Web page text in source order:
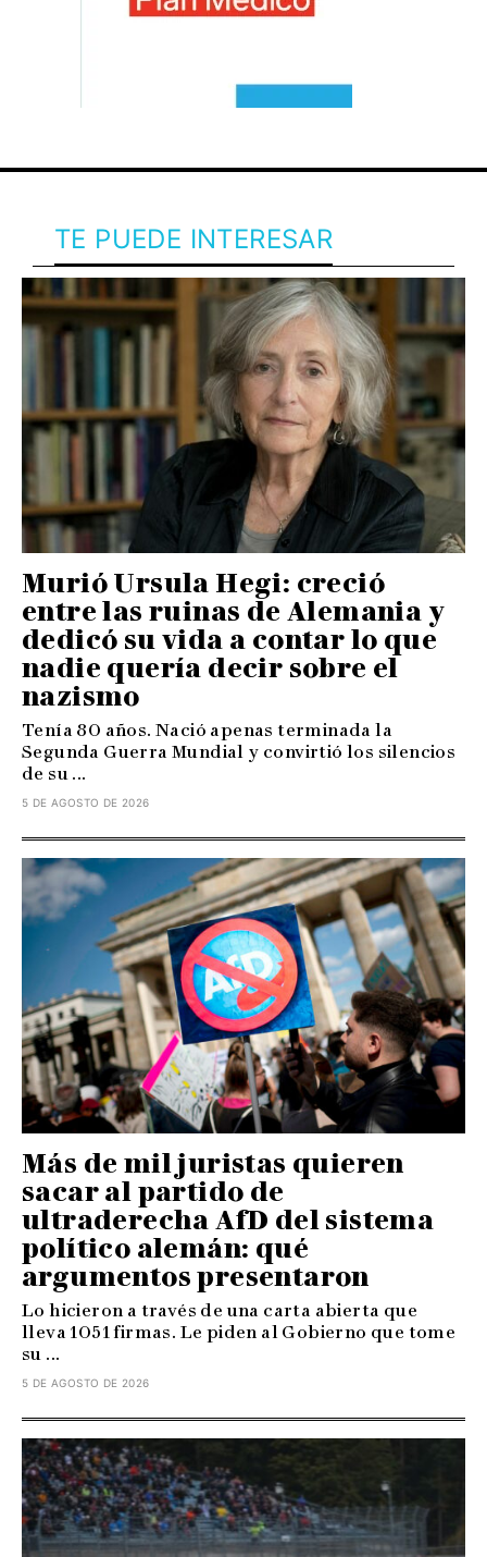
TE PUEDE INTERESAR
Murió Ursula Hegi: creció
entre las ruinas de Alemania y
dedicó su vida a contar lo que
nadie quería decir sobre el
nazismo
Tenía 80 años. Nació apenas terminada la
Segunda Guerra Mundial y convirtió los silencios
de su ...
5 DE AGOSTO DE 2026
Más de mil juristas quieren
sacar al partido de
ultraderecha AfD del sistema
político alemán: qué
argumentos presentaron
Lo hicieron a través de una carta abierta que
lleva 1051 firmas. Le piden al Gobierno que tome
su ...
5 DE AGOSTO DE 2026